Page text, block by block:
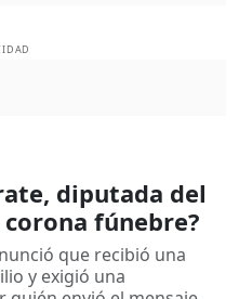
diputada del
fúnebre?
que recibió una
y exigió una